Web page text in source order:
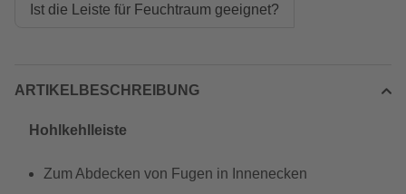
Ist die Leiste für Feuchtraum geeignet?
ARTIKELBESCHREIBUNG
Hohlkehlleiste
Zum Abdecken von Fugen in Innenecken